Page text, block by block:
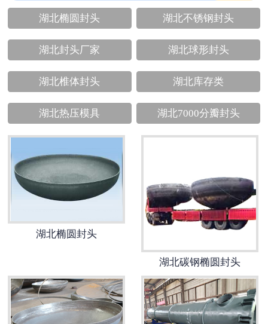
发货现场
诚聘英才
联系我们
湖北椭圆封头 湖北不锈钢封头
湖北封头厂家 湖北球形封头
湖北椎体封头 湖北库存类
湖北热压模具 湖北7000分瓣封头
湖北椭圆封头
湖北碳钢椭圆封头